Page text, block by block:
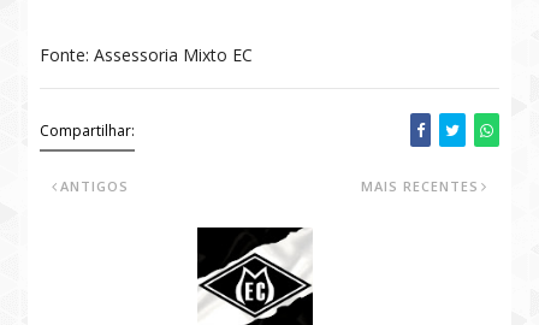
Fonte: Assessoria Mixto EC
Compartilhar:
MAIS RECENTES
ANTIGOS